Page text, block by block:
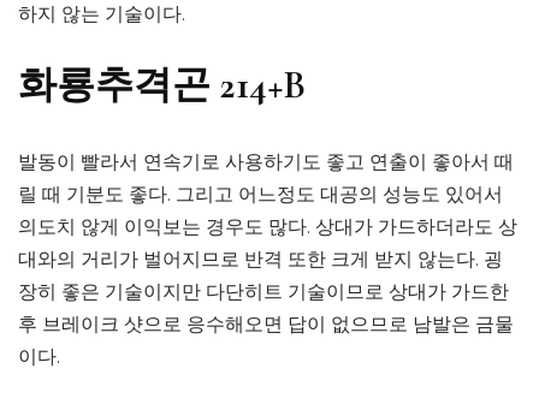
하지 않는 기술이다.
화룡추격곤 214+B
발동이 빨라서 연속기로 사용하기도 좋고 연출이 좋아서 때
릴 때 기분도 좋다. 그리고 어느정도 대공의 성능도 있어서
의도치 않게 이익보는 경우도 많다. 상대가 가드하더라도 상
대와의 거리가 벌어지므로 반격 또한 크게 받지 않는다. 굉
장히 좋은 기술이지만 다단히트 기술이므로 상대가 가드한
후 브레이크 샷으로 응수해오면 답이 없으므로 남발은 금물
이다.